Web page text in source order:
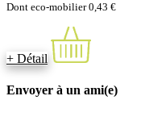
Dont eco-mobilier 0,43 €
+ Détail
Envoyer à un ami(e)